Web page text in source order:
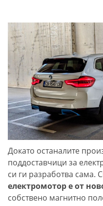
Докато останалите
поддоставчици за
си ги разработва сама. С
електромотор е от
собствено магнитно